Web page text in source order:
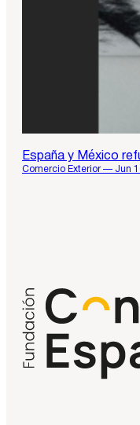
España y México
Comercio Exterior — Jun